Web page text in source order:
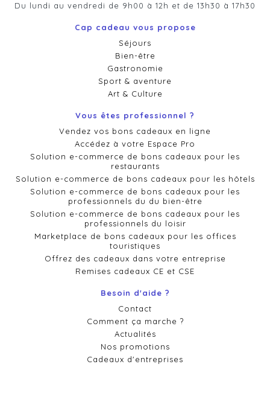
Du lundi au vendredi de 9h00 à 12h et de 13h30 à 17h30
Cap cadeau vous propose
Séjours
Bien-être
Gastronomie
Sport & aventure
Art & Culture
Vous êtes professionnel ?
Vendez vos bons cadeaux en ligne
Accédez à votre Espace Pro
Solution e-commerce de bons cadeaux pour les
restaurants
Solution e-commerce de bons cadeaux pour les hôtels
Solution e-commerce de bons cadeaux pour les
professionnels du du bien-être
Solution e-commerce de bons cadeaux pour les
professionnels du loisir
Marketplace de bons cadeaux pour les offices
touristiques
Offrez des cadeaux dans votre entreprise
Remises cadeaux CE et CSE
Besoin d'aide ?
Contact
Comment ça marche ?
Actualités
Nos promotions
Cadeaux d'entreprises